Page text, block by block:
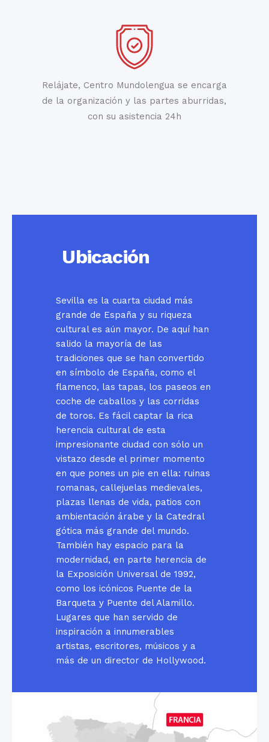
Relájate, Centro Mundolengua se encarga
de la organización y las partes aburridas,
con su asistencia 24h
Ubicación
Sevilla es la cuarta ciudad más
grande de España y su riqueza
cultural es aún mayor. De aquí han
salido la mayoría de las
tradiciones que se han convertido
en símbolo de España, como el
flamenco, las tapas, los paseos en
coche de caballos y las corridas
de toros. Es fácil captar la rica
herencia cultural de esta
impresionante ciudad con sólo un
vistazo desde el primer momento
en que pones un pie en ella: ruinas
romanas, callejuelas medievales,
plazas llenas de vida, patios con
ambientación árabe y la Catedral
gótica más grande del mundo.
También hay espacio para la
modernidad, en parte herencia de
la Exposición Universal de 1992,
como los icónicos Puente de la
Barqueta y Puente del Alamillo.
Lugares que han servido de
inspiración a innumerables
artistas, escritores, músicos y a
más de un director de Hollywood.